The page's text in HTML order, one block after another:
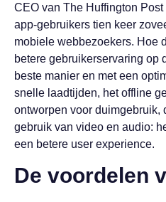
CEO van The Huffington
app-gebruikers tien keer
mobiele webbezoekers. Hoe
betere gebruikerservaring op
beste manier en met een
snelle laadtijden, het offline
ontworpen voor duimgebruik,
gebruik van video en audio:
een betere user experience.
De voordelen